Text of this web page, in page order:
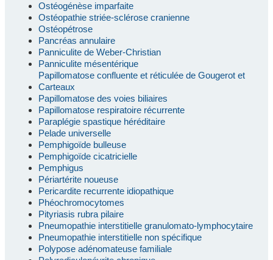
Ostéogénèse imparfaite
Ostéopathie striée-sclérose cranienne
Ostéopétrose
Pancréas annulaire
Panniculite de Weber-Christian
Panniculite mésentérique
Papillomatose confluente et réticulée de Gougerot et
Carteaux
Papillomatose des voies biliaires
Papillomatose respiratoire récurrente
Paraplégie spastique héréditaire
Pelade universelle
Pemphigoïde bulleuse
Pemphigoïde cicatricielle
Pemphigus
Périartérite noueuse
Pericardite recurrente idiopathique
Phéochromocytomes
Pityriasis rubra pilaire
Pneumopathie interstitielle granulomato-lymphocytaire
Pneumopathie interstitielle non spécifique
Polypose adénomateuse familiale